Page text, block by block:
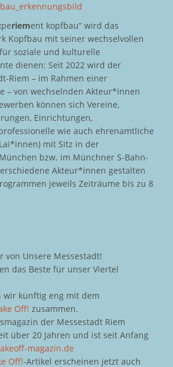
riement kopfbau“ wird das
Kopfbau mit seiner wechselvollen
soziale und kulturelle
dienen: Seit 2022 wird der
Riem – im Rahmen einer
– von wechselnden Akteur*innen
können sich Vereine,
Einrichtungen,
wie auch ehrenamtliche
mit Sitz in der
bzw. im Münchner S-Bahn-
Akteur*innen gestalten
jeweils Zeiträume bis zu 8
von Unsere Messestadt!
das Beste für unser Viertel
wir künftig eng mit dem
Off! zusammen.
der Messestadt Riem
über 20 Jahren und ist seit Anfang
magazin.de
Off!-Artikel erscheinen jetzt auch